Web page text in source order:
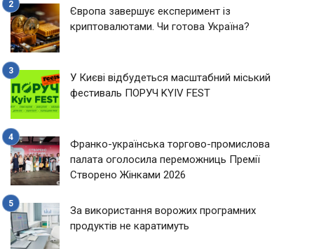
Європа завершує експеримент із
криптовалютами. Чи готова Україна?
У Києві відбудеться масштабний міський
фестиваль ПОРУЧ KYIV FEST
Франко-українська торгово-промислова
палата оголосила переможниць Премії
Створено Жінками 2026
За використання ворожих програмних
продуктів не каратимуть